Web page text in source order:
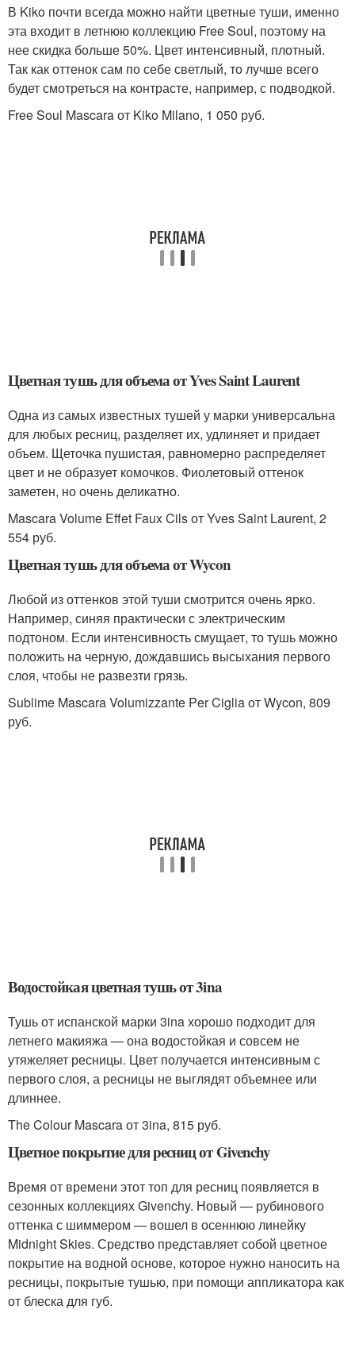
В Kiko почти всегда можно найти цветные туши, именно
эта входит в летнюю коллекцию Free Soul, поэтому на
нее скидка больше 50%. Цвет интенсивный, плотный.
Так как оттенок сам по себе светлый, то лучше всего
будет смотреться на контрасте, например, с подводкой.
Free Soul Mascara от Kiko Milano, 1 050 руб.
Цветная тушь для объема от Yves Saint Laurent
Одна из самых известных тушей у марки универсальна
для любых ресниц, разделяет их, удлиняет и придает
объем. Щеточка пушистая, равномерно распределяет
цвет и не образует комочков. Фиолетовый оттенок
заметен, но очень деликатно.
Mascara Volume Effet Faux Cils от Yves Saint Laurent, 2
554 руб.
Цветная тушь для объема от Wycon
Любой из оттенков этой туши смотрится очень ярко.
Например, синяя практически с электрическим
подтоном. Если интенсивность смущает, то тушь можно
положить на черную, дождавшись высыхания первого
слоя, чтобы не развезти грязь.
Sublime Mascara Volumizzante Per Ciglia от Wycon, 809
руб.
Водостойкая цветная тушь от 3ina
Тушь от испанской марки 3ina хорошо подходит для
летнего макияжа — она водостойкая и совсем не
утяжеляет ресницы. Цвет получается интенсивным с
первого слоя, а ресницы не выглядят объемнее или
длиннее.
The Colour Mascara от 3ina, 815 руб.
Цветное покрытие для ресниц от Givenchy
Время от времени этот топ для ресниц появляется в
сезонных коллекциях Givenchy. Новый — рубинового
оттенка с шиммером — вошел в осеннюю линейку
Midnight Skies. Средство представляет собой цветное
покрытие на водной основе, которое нужно наносить на
ресницы, покрытые тушью, при помощи аппликатора как
от блеска для губ.